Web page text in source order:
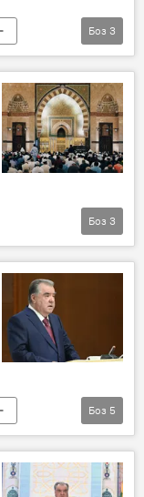
Боз 3
Боз 3
Боз 5